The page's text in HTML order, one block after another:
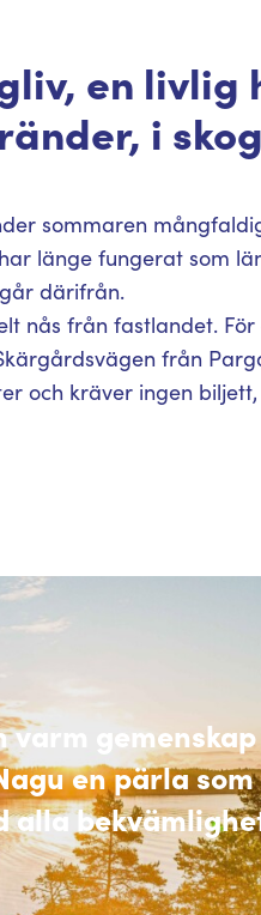
en livlig
i
sommaren
länge fungerat som
därifrån.
nås från fastlandet.
från
och kräver ingen
varm
en pärla
alla